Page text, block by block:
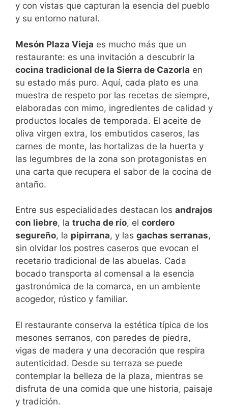
y con vistas que capturan la esencia del pueblo
y su entorno natural.
Mesón Plaza Vieja es mucho más que un
restaurante: es una invitación a descubrir la
cocina tradicional de la Sierra de Cazorla en
su estado más puro. Aquí, cada plato es una
muestra de respeto por las recetas de siempre,
elaboradas con mimo, ingredientes de calidad y
productos locales de temporada. El aceite de
oliva virgen extra, los embutidos caseros, las
carnes de monte, las hortalizas de la huerta y
las legumbres de la zona son protagonistas en
una carta que recupera el sabor de la cocina de
antaño.
Entre sus especialidades destacan los andrajos
con liebre, la trucha de río, el cordero
segureño, la pipirrana, y las gachas serranas,
sin olvidar los postres caseros que evocan el
recetario tradicional de las abuelas. Cada
bocado transporta al comensal a la esencia
gastronómica de la comarca, en un ambiente
acogedor, rústico y familiar.
El restaurante conserva la estética típica de los
mesones serranos, con paredes de piedra,
vigas de madera y una decoración que respira
autenticidad. Desde su terraza se puede
contemplar la belleza de la plaza, mientras se
disfruta de una comida que une historia, paisaje
y tradición.